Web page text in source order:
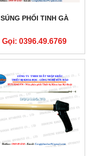
SÚNG PHỐI TINH GÀ
Gọi: 0396.49.6769